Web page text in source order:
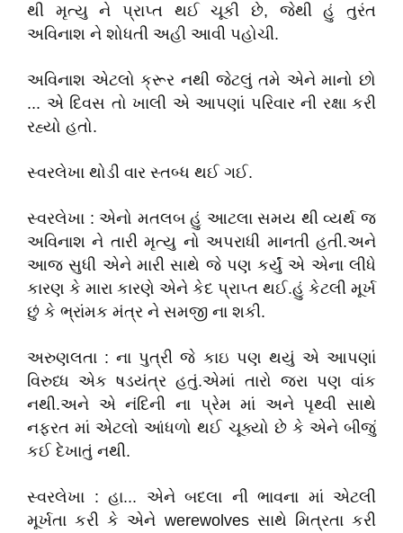
થી મૃત્યુ ને પ્રાપ્ત થઈ ચૂકી છે, જેથી હું તુરંત
અવિનાશ ને શોધતી અહી આવી પહોચી.
અવિનાશ એટલો ક્રૂર નથી જેટલું તમે એને માનો છો
... એ દિવસ તો ખાલી એ આપણાં પરિવાર ની રક્ષા કરી
રહ્યો હતો.
સ્વરલેખા થોડી વાર સ્તબ્ધ થઈ ગઈ.
સ્વરલેખા : એનો મતલબ હું આટલા સમય થી વ્યર્થ જ
અવિનાશ ને તારી મૃત્યુ નો અપરાધી માનતી હતી.અને
આજ સુધી એને મારી સાથે જે પણ કર્યું એ એના લીધે
કારણ કે મારા કારણે એને કેદ પ્રાપ્ત થઈ.હું કેટલી મૂર્ખ
છું કે ભ્રાંમક મંત્ર ને સમજી ના શકી.
અરુણલતા : ના પુત્રી જે કાઇ પણ થયું એ આપણાં
વિરુધ્ધ એક ષડયંત્ર હતું.એમાં તારો જરા પણ વાંક
નથી.અને એ નંદિની ના પ્રેમ માં અને પૃથ્વી સાથે
નફરત માં એટલો આંધળો થઈ ચૂક્યો છે કે એને બીજું
કઈ દેખાતું નથી.
સ્વરલેખા : હા... એને બદલા ની ભાવના માં એટલી
મૂર્ખતા કરી કે એને werewolves સાથે મિત્રતા કરી